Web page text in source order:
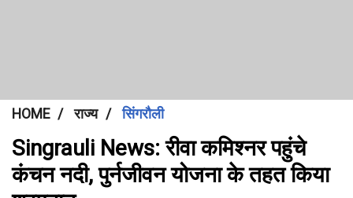
HOME राज्य सिंगरौली
Singrauli News: रीवा कमिश्नर पहुंचे
कंचन नदी, पुर्नजीवन योजना के तहत किया